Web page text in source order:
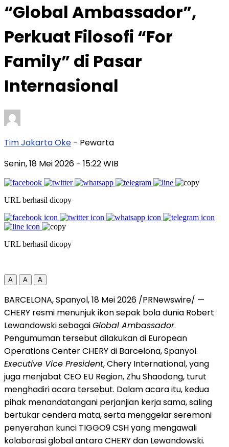
“Global Ambassador”,
Perkuat Filosofi “For
Family” di Pasar
Internasional
Tim Jakarta Oke - Pewarta
Senin, 18 Mei 2026 - 15:22 WIB
URL berhasil dicopy
URL berhasil dicopy
A A A
BARCELONA, Spanyol, 18 Mei 2026 /PRNewswire/ —
CHERY resmi menunjuk ikon sepak bola dunia Robert
Lewandowski sebagaiGlobal Ambassador.
Pengumuman tersebut dilakukan di European
Operations Center CHERY di Barcelona, Spanyol.
Executive Vice President, Chery International, yang
juga menjabat CEO EU Region, Zhu Shaodong, turut
menghadiri acara tersebut. Dalam acara itu, kedua
pihak menandatangani perjanjian kerja sama, saling
bertukar cendera mata, serta menggelar seremoni
penyerahan kunci TIGGO9 CSH yang mengawali
kolaborasi global antara CHERY dan Lewandowski.